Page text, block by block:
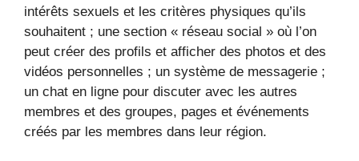
intérêts sexuels et les critères physiques qu’ils
souhaitent ; une section « réseau social » où l’on
peut créer des profils et afficher des photos et des
vidéos personnelles ; un système de messagerie ;
un chat en ligne pour discuter avec les autres
membres et des groupes, pages et événements
créés par les membres dans leur région.